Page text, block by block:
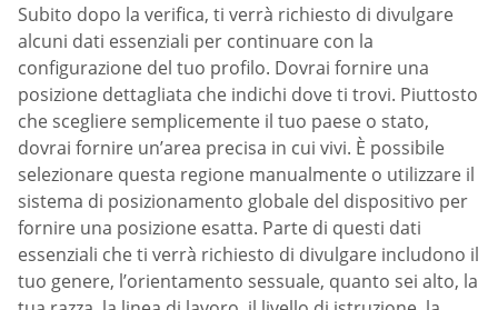
Subito dopo la verifica, ti verrà richiesto di divulgare
alcuni dati essenziali per continuare con la
configurazione del tuo profilo. Dovrai fornire una
posizione dettagliata che indichi dove ti trovi. Piuttosto
che scegliere semplicemente il tuo paese o stato,
dovrai fornire un’area precisa in cui vivi. È possibile
selezionare questa regione manualmente o utilizzare il
sistema di posizionamento globale del dispositivo per
fornire una posizione esatta. Parte di questi dati
essenziali che ti verrà richiesto di divulgare includono il
tuo genere, l’orientamento sessuale, quanto sei alto, la